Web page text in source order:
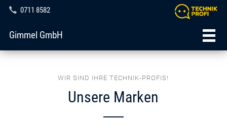
0711 8582
Gimmel GmbH
WIR SIND IHRE TECHNIK-PROFIS!
Unsere Marken